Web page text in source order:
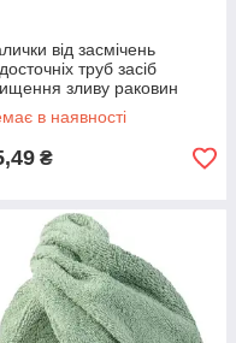
від засмічень
труб засіб
зливу раковин
SANI STICKS 12 шт.
в наявності
₴